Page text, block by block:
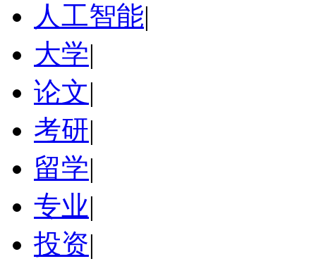
人工智能|
大学|
论文|
考研|
留学|
专业|
投资|